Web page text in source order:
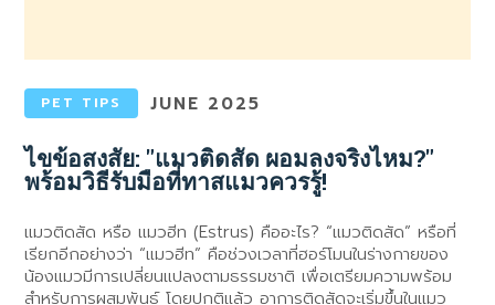
PET TIPS JUNE 2025
ไขข้อสงสัย: "แมวติดสัด ผอมลงจริงไหม?"
พร้อมวิธีรับมือที่ทาสแมวควรรู้!
แมวติดสัด หรือ แมวฮีท (Estrus) คืออะไร? “แมวติดสัด” หรือที่
เรียกอีกอย่างว่า “แมวฮีท” คือช่วงเวลาที่ฮอร์โมนในร่างกายของ
น้องแมวมีการเปลี่ยนแปลงตามธรรมชาติ เพื่อเตรียมความพร้อม
สำหรับการผสมพันธุ์ โดยปกติแล้ว อาการติดสัดจะเริ่มขึ้นในแมว